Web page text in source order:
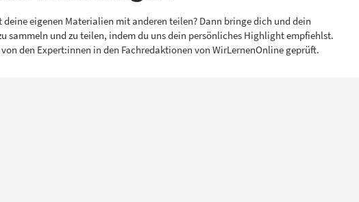
eigenen Materialien mit anderen teilen? Dann bringe dich und dein
sammeln und zu teilen, indem du uns dein persönliches Highlight empfiehlst.
den Expert:innen in den Fachredaktionen von WirLernenOnline geprüft.